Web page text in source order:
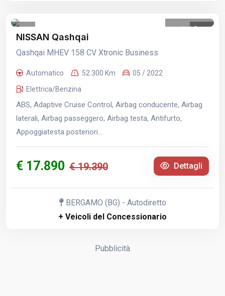
1 /8
NISSAN Qashqai
Qashqai MHEV 158 CV Xtronic Business
Automatico 52.300 Km
05 / 2022
Elettrica/Benzina
ABS, Adaptive Cruise Control, Airbag conducente, Airbag
laterali, Airbag passeggero, Airbag testa, Antifurto,
Appoggiatesta posteriori...
€ 17.890 € 19.390 Dettagli
BERGAMO (BG) - Autodiretto
+ Veicoli del Concessionario
Pubblicità